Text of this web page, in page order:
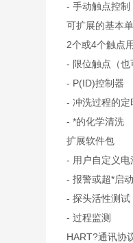
- 手动触点控制
可扩展的基本单
2个或4个触点
- 限位触点（也
- P(ID)控制器
- 冲洗过程的定
- *的化学清洗
扩展软件包
- 用户自定义电
- 报警或超*启
- 探头活性测试
- 过程监测
HART?通讯协